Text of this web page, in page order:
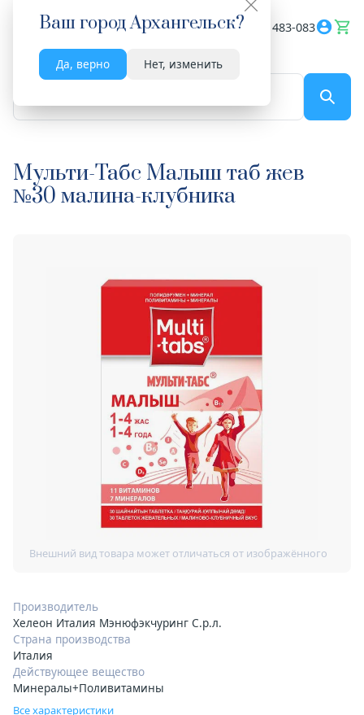
Ваш городАрхангельск?
Да, верно Нет, изменить
Весь сайт 8182 483-083
Мульти-Табс Малыш таб жев
№30 малина-клубника
Производитель
Хелеон Италия Мэнюфэкчуринг С.р.л.
Страна производства
Италия
Действующее вещество
Минералы+Поливитамины
Все характеристики